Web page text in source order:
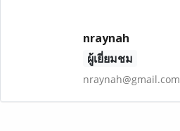
nraynah
ผู้เยี่ยมชม
nraynah@gmail.com